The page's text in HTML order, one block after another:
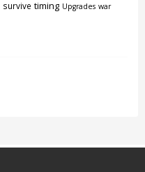
survive timing Upgrades war